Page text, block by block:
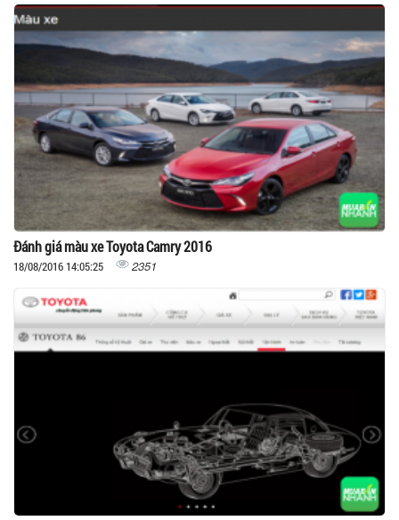
Đánh giá màu xe Toyota Camry 2016
18/08/2016 14:05:25 2351